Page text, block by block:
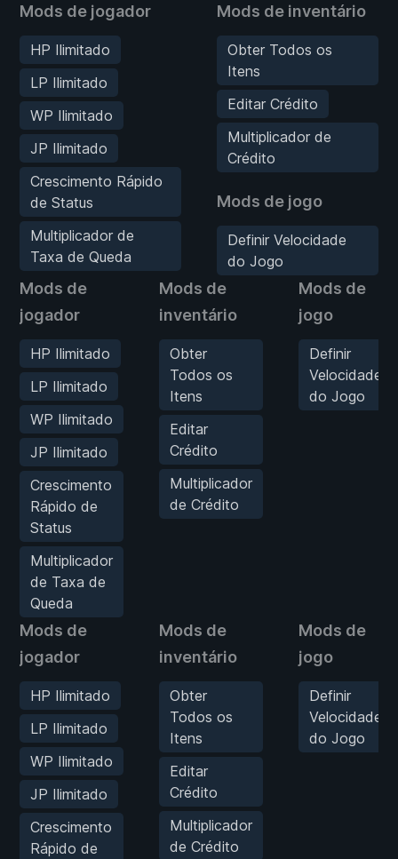
Mods de jogador
HP Ilimitado
LP Ilimitado
WP Ilimitado
JP Ilimitado
Crescimento Rápido
de Status
Multiplicador de
Taxa de Queda
Mods de inventário
Obter Todos os
Itens
Editar Crédito
Multiplicador de
Crédito
Mods de jogo
Definir Velocidade
do Jogo
Mods de
jogador
HP Ilimitado
LP Ilimitado
WP Ilimitado
JP Ilimitado
Crescimento
Rápido de
Status
Multiplicador
de Taxa de
Queda
Mods de
inventário
Obter
Todos os
Itens
Editar
Crédito
Multiplicador
de Crédito
Mods de
jogo
Definir
Velocidade
do Jogo
Mods de
jogador
HP Ilimitado
LP Ilimitado
WP Ilimitado
JP Ilimitado
Crescimento
Rápido de
Mods de
inventário
Obter
Todos os
Itens
Editar
Crédito
Multiplicador
de Crédito
Mods de
jogo
Definir
Velocidade
do Jogo